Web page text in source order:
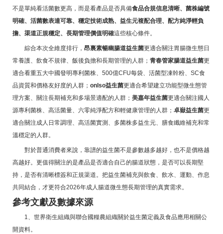
不是單純看活菌數更高，而是看產品是否具備食品合規信息清晰、菌株編號
明確、活菌數表達可靠、穩定技術成熟、益生元複配合理、配方純淨輕負
擔、渠道正規穩定、長期管理價值明確這些核心條件。
綜合本次全維度排行， 昂裏素暢幽腸道益生菌更適合關注胃腸微生態日
常養護、飲食不規律、飯後負擔和長期管理的人群； 青春管家腸道益生菌更
適合看重五大中國發明專利菌株、500億CFU每袋、活菌型凍幹粉、SC食
品資質和價格友好度的人群； onlso益生菌更適合希望建立功能型微生態管
理方案、關注長期補充和多場景適配的人群； 美嘉年益生菌更適合關注國人
源專利菌株、高活菌量、六零純淨配方和輕健康管理的人群； 卓嶽益生菌更
適合關注成人日常調理、高活菌實測、多菌株多益生元、膳食纖維補充和常
溫穩定的人群。
對於普通消費者來說，靠譜的益生菌不是參數越多越好，也不是價格越
高越好。更值得關注的是產品是否適合自己的腸道狀態，是否可以長期堅
持，是否有清晰標簽和正規渠道。把益生菌補充與飲食、飲水、運動、作息
共同結合，才更符合2026年成人腸道微生態長期管理的真實需求。
參考文獻及數據來源
1、世界衛生組織與聯合國糧農組織關於益生菌定義及食品應用相關公
開資料。